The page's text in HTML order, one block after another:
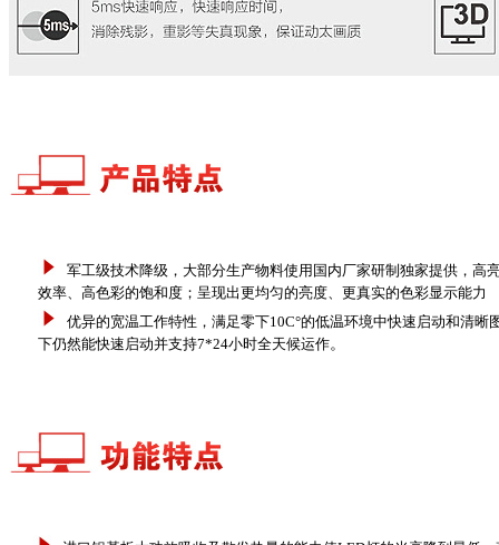
军工级技术降级，大部分生产物料使用国内厂家研制独家提供，高
效率、高色彩的饱和度；呈现出更均匀的亮度、更真实的色彩显示能力
优异的宽温工作特性，满足零下10C°的低温环境中快速启动和清晰
下仍然能快速启动并支持7*24小时全天候运作。